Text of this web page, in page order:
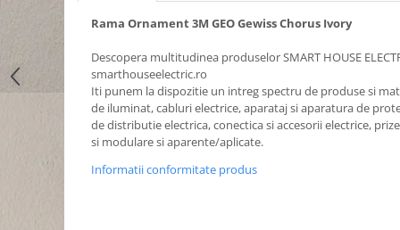
Rama Ornament 3M GEO Gewiss Chorus Ivory
Descopera multitudinea produselor SMART HOUSE
smarthouseelectric.ro
Iti punem la dispozitie un intreg spectru de produse si
de iluminat, cabluri electrice, aparataj si aparatura de
de distributie electrica, conectica si accesorii electrice,
si modulare si aparente/aplicate.
Informatii conformitate produs